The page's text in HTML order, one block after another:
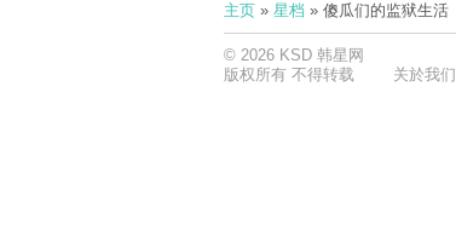
主页» 星档 » 傻瓜们的监狱生活
© 2026 KSD 韩星网
版权所有 不得转载
关於我们